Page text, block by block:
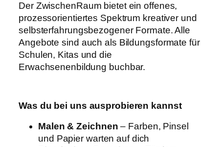
Der ZwischenRaum bietet ein offenes,
prozessorientiertes Spektrum kreativer und
selbsterfahrungsbezogener Formate. Alle
Angebote sind auch als Bildungsformate für
Schulen, Kitas und die
Erwachsenenbildung buchbar.
Was du bei uns ausprobieren kannst
Malen & Zeichnen – Farben, Pinsel
und Papier warten auf dich